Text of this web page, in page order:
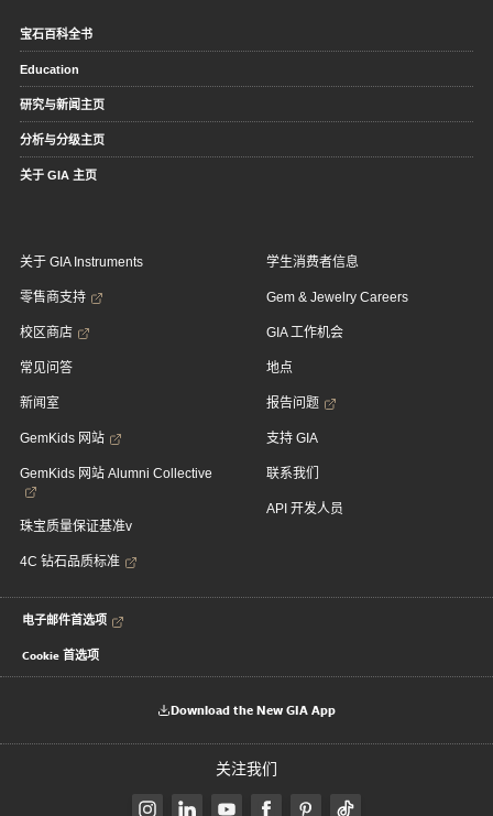
宝石百科全书
Education
研究与新闻主页
分析与分级主页
关于 GIA 主页
关于 GIA Instruments
零售商支持
校区商店
常见问答
新闻室
GemKids 网站
GemKids 网站 Alumni Collective
珠宝质量保证基准v
4C 钻石品质标准
学生消费者信息
Gem & Jewelry Careers
GIA 工作机会
地点
报告问题
支持 GIA
联系我们
API 开发人员
电子邮件首选项
Cookie 首选项
Download the New GIA App
关注我们